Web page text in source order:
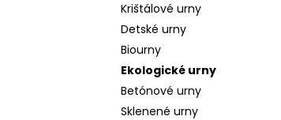
Krištálové urny
Detské urny
Biourny
Ekologické urny
Betónové urny
Sklenené urny